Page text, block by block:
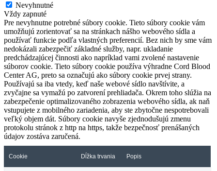
Nevyhnutné
Vždy zapnuté
Pre nevyhnutne potrebné súbory cookie. Tieto súbory cookie vám
umožňujú zorientovať sa na stránkach nášho webového sídla a
používať funkcie podľa vlastných preferencií. Bez nich by sme vám
nedokázali zabezpečiť základné služby, napr. ukladanie
predchádzajúcej činnosti ako napríklad vami zvolené nastavenie
súborov cookie. Tieto súbory cookie používa výhradne Cord Blood
Center AG, preto sa označujú ako súbory cookie prvej strany.
Používajú sa iba vtedy, keď naše webové sídlo navštívite, a
zvyčajne sa vymažú po zatvorení prehliadača. Okrem toho slúžia na
zabezpečenie optimalizovaného zobrazenia webového sídla, ak naň
vstupujete z mobilného zariadenia, aby ste zbytočne nespotrebovali
veľký objem dát. Súbory cookie navyše zjednodušujú zmenu
protokolu stránok z http na https, takže bezpečnosť prenášaných
údajov zostáva zaručená.
Cookie Dĺžka trvania Popis